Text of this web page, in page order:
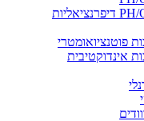
פוטנציואומטרי
אינדוקטיבית